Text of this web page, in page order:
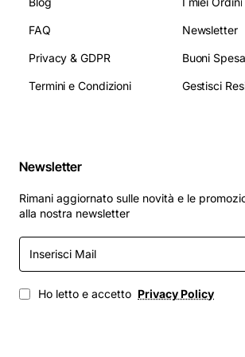
FAQ
Privacy & GDPR
Termini e Condizioni
Newsletter
Buoni Spesa
Gestisci Resi
Newsletter
Rimani aggiornato sulle novità e le
alla nostra newsletter
Inserisci
Mail
Ho letto e accetto Privacy Policy